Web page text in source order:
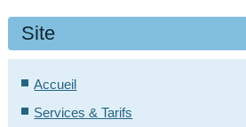
Site
Accueil
Services & Tarifs